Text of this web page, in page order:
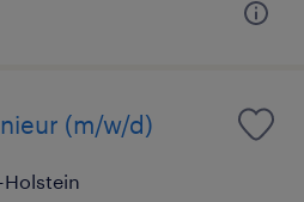
(m/w/d)
Holstein